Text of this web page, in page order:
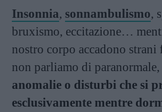
Insonnia, sonnambulismo,
bruxismo, eccitazione…
nostro corpo accadono strani
non parliamo di paranormale,
anomalie o disturbi che si
esclusivamente mentre